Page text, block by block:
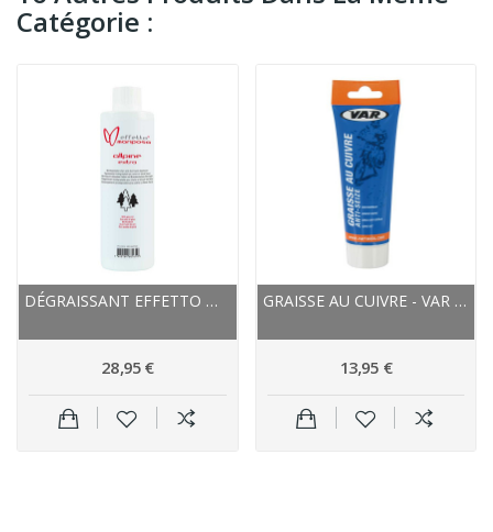
Catégorie :
DÉGRAISSANT EFFETTO MARIPOSA BIODÉGRADABLE...
28,95 €
GRAISSE AU CUIVRE - VAR : ANTIGRIPPAGE POUR...
13,95 €